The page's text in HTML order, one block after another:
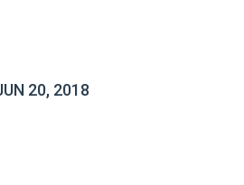
20, 2018